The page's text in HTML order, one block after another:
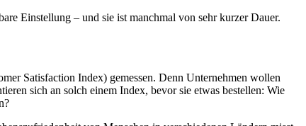
Einstellung – und sie ist manchmal von sehr kurzer Dauer.
Satisfaction Index) gemessen. Denn Unternehmen wollen
sich an solch einem Index, bevor sie etwas bestellen: Wie